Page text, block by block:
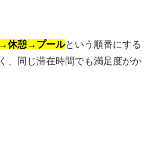
休憩→プールという順番にする
、同じ滞在時間でも満足度がか